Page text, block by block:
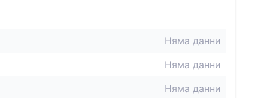
Няма данни
Няма данни
Няма данни